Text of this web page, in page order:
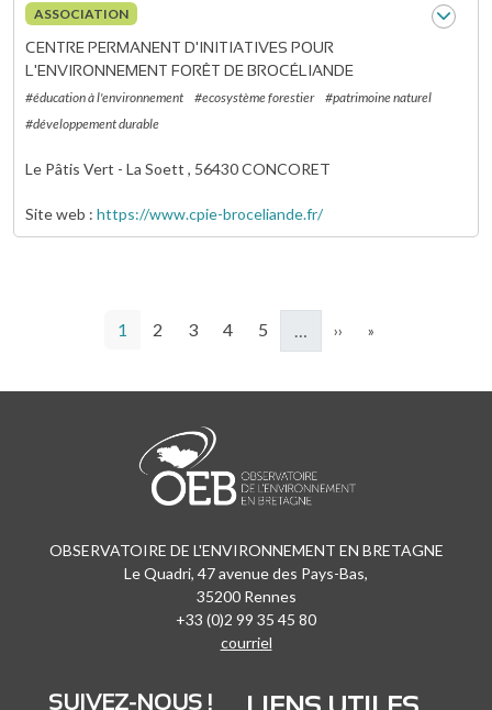
ASSOCIATION
CENTRE PERMANENT D'INITIATIVES POUR
L'ENVIRONNEMENT FORÊT DE BROCÉLIANDE
#éducation à l'environnement #ecosystème forestier
#patrimoine naturel
#développement durable
Le Pâtis Vert - La Soett , 56430CONCORET
Site web https://www.cpie-broceliande.fr/
Page courante
1 Page
2 Page
3 Page
4 Page
5 Page suivante
›› Dernière page
»
OBSERVATOIRE DE L'ENVIRONNEMENT EN BRETAGNE
Le Quadri, 47 avenue des Pays-Bas,
35200 Rennes
+33 (0)2 99 35 45 80
courriel
SUIVEZ-NOUS !